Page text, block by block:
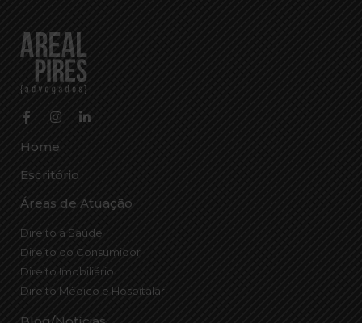
Home
Escritório
Áreas de Atuação
Direito à Saúde
Direito do Consumidor
Direito Imobiliário
Direito Médico e Hospitalar